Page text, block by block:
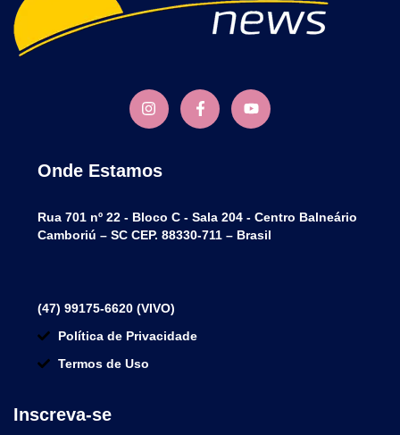
Onde Estamos
Rua 701 nº 22 - Bloco C - Sala 204 - Centro Balneário
Camboriú – SC CEP. 88330-711 – Brasil
(47) 99175-6620 (VIVO)
Política de Privacidade
Termos de Uso
Inscreva-se